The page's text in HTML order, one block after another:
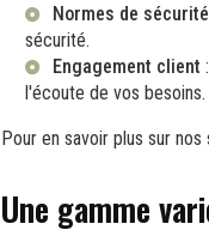
Normes de sécurité
sécurité.
Engagement client
l'écoute de vos besoins.
Pour en savoir plus sur
Une gamme